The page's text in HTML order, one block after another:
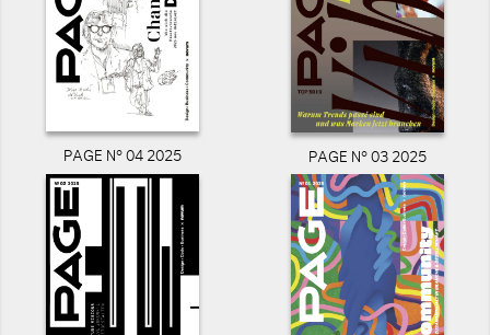
PAGE N° 04 2025 PAGE N° 03 2025